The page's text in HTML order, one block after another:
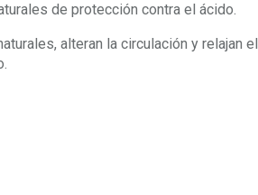
de protección contra el ácido.
alteran la circulación y relajan el